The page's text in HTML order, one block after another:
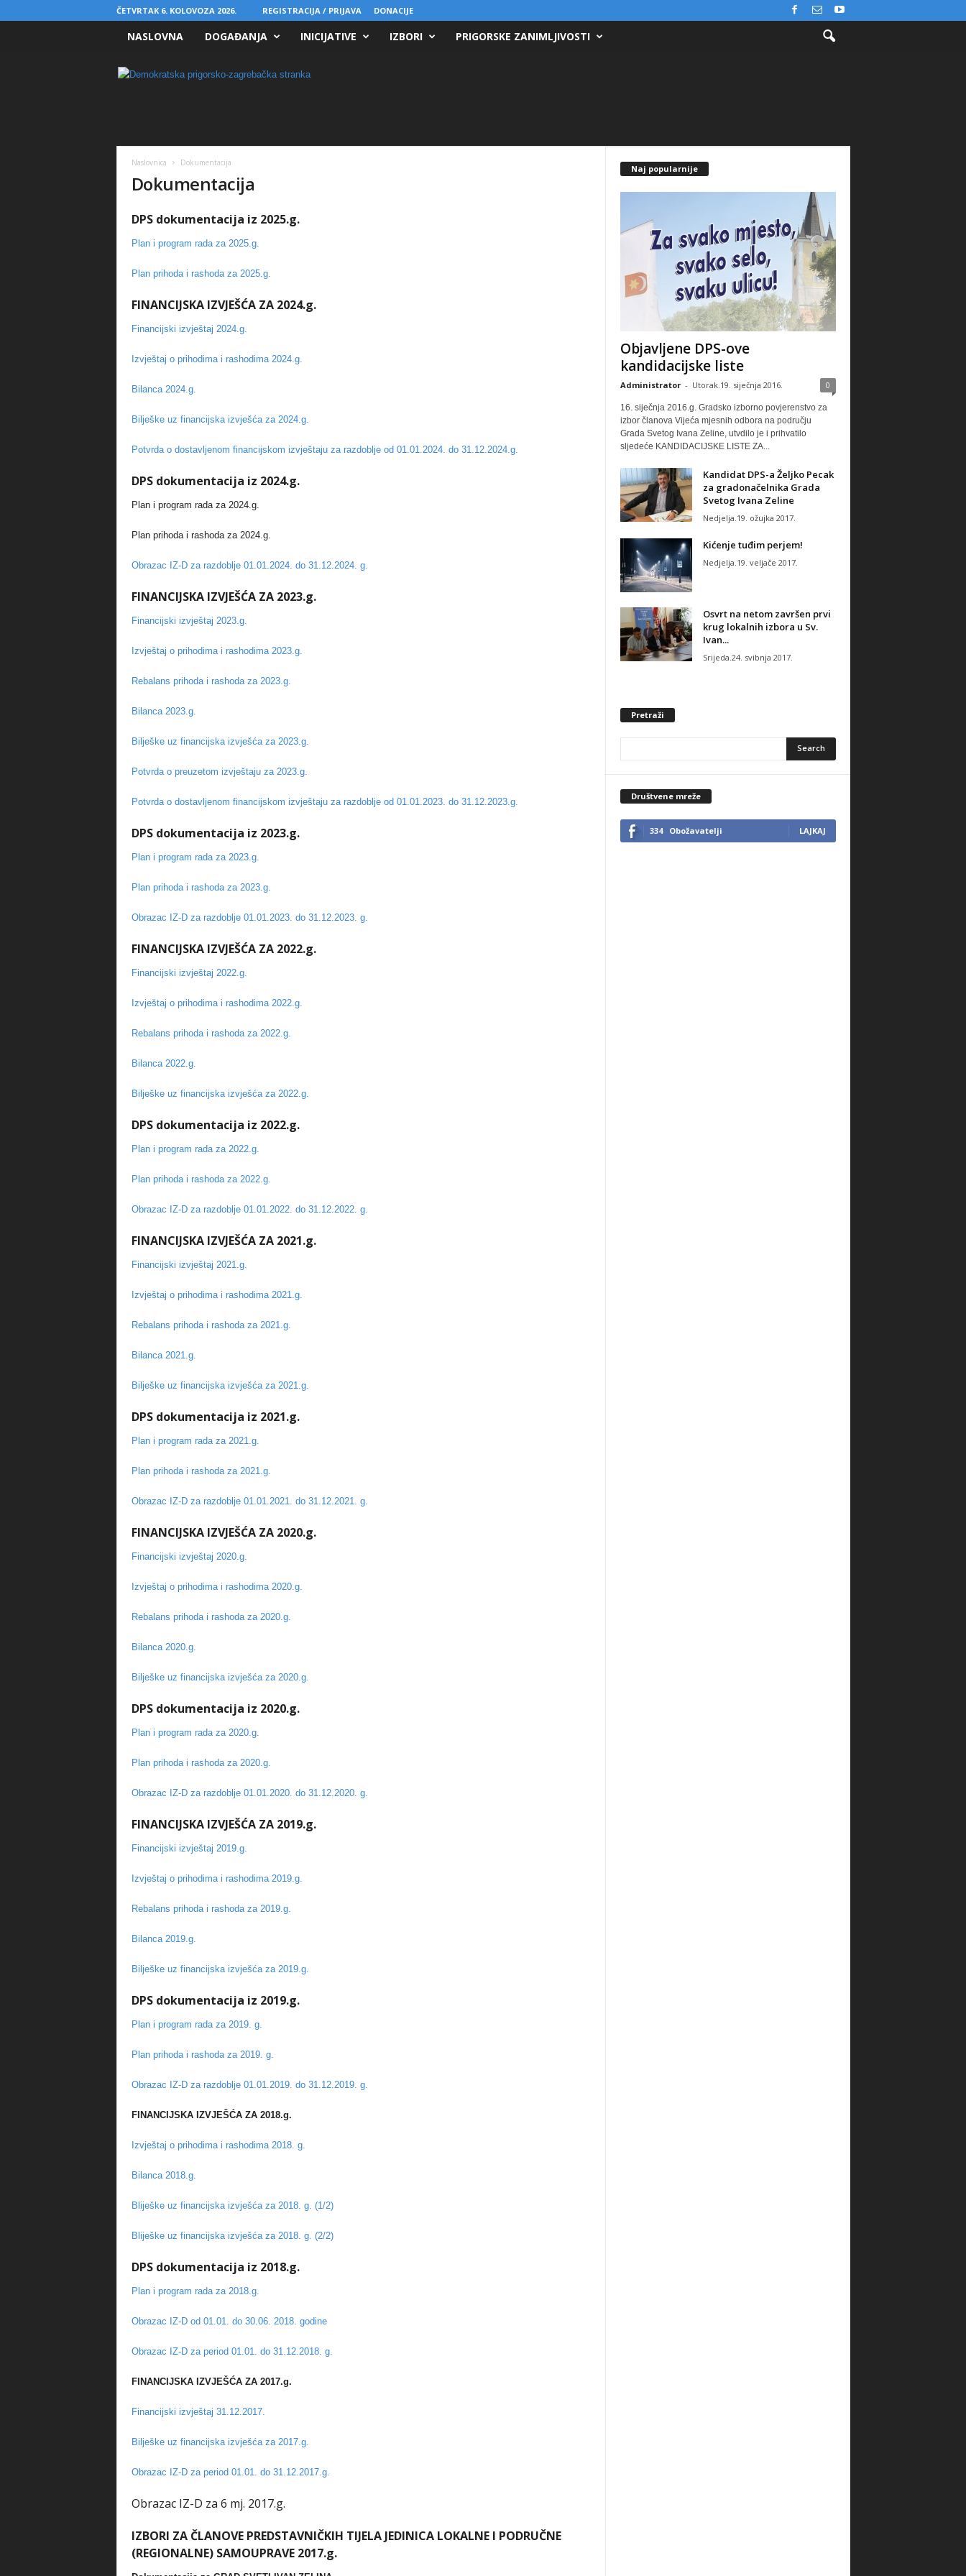
ČETVRTAK 6. KOLOVOZA 2026. REGISTRACIJA / PRIJAVA DONACIJE
NASLOVNA DOGAĐANJA INICIJATIVE IZBORI PRIGORSKE ZANIMLJIVOSTI
D
P
Naslovnica Dokumentacija
Dokumentacija
DPS dokumentacija iz 2025.g.
Plan i program rada za 2025.g.
Plan prihoda i rashoda za 2025.g.
FINANCIJSKA IZVJEŠĆA ZA 2024.g.
Financijski izvještaj 2024.g.
Izvještaj o prihodima i rashodima 2024.g.
Bilanca 2024.g.
Bilješke uz financijska izvješća za 2024.g.
Potvrda o dostavljenom financijskom izvještaju za razdoblje od 01.01.2024. do 31.12.2024.g.
DPS dokumentacija iz 2024.g.
Plan i program rada za 2024.g.
Plan prihoda i rashoda za 2024.g.
Obrazac IZ-D za razdoblje 01.01.2024. do 31.12.2024. g.
FINANCIJSKA IZVJEŠĆA ZA 2023.g.
Financijski izvještaj 2023.g.
Izvještaj o prihodima i rashodima 2023.g.
Rebalans prihoda i rashoda za 2023.g.
Bilanca 2023.g.
Bilješke uz financijska izvješća za 2023.g.
Potvrda o preuzetom izvještaju za 2023.g.
Potvrda o dostavljenom financijskom izvještaju za razdoblje od 01.01.2023. do 31.12.2023.g.
DPS dokumentacija iz 2023.g.
Plan i program rada za 2023.g.
Plan prihoda i rashoda za 2023.g.
Obrazac IZ-D za razdoblje 01.01.2023. do 31.12.2023. g.
FINANCIJSKA IZVJEŠĆA ZA 2022.g.
Financijski izvještaj 2022.g.
Izvještaj o prihodima i rashodima 2022.g.
Rebalans prihoda i rashoda za 2022.g.
Bilanca 2022.g.
Bilješke uz financijska izvješća za 2022.g.
DPS dokumentacija iz 2022.g.
Plan i program rada za 2022.g.
Plan prihoda i rashoda za 2022.g.
Obrazac IZ-D za razdoblje 01.01.2022. do 31.12.2022. g.
FINANCIJSKA IZVJEŠĆA ZA 2021.g.
Financijski izvještaj 2021.g.
Izvještaj o prihodima i rashodima 2021.g.
Rebalans prihoda i rashoda za 2021.g.
Bilanca 2021.g.
Bilješke uz financijska izvješća za 2021.g.
DPS dokumentacija iz 2021.g.
Plan i program rada za 2021.g.
Plan prihoda i rashoda za 2021.g.
Obrazac IZ-D za razdoblje 01.01.2021. do 31.12.2021. g.
FINANCIJSKA IZVJEŠĆA ZA 2020.g.
Financijski izvještaj 2020.g.
Izvještaj o prihodima i rashodima 2020.g.
Rebalans prihoda i rashoda za 2020.g.
Bilanca 2020.g.
Bilješke uz financijska izvješća za 2020.g.
DPS dokumentacija iz 2020.g.
Plan i program rada za 2020.g.
Plan prihoda i rashoda za 2020.g.
Obrazac IZ-D za razdoblje 01.01.2020. do 31.12.2020. g.
FINANCIJSKA IZVJEŠĆA ZA 2019.g.
Financijski izvještaj 2019.g.
Izvještaj o prihodima i rashodima 2019.g.
Rebalans prihoda i rashoda za 2019.g.
Bilanca 2019.g.
Bilješke uz financijska izvješća za 2019.g.
DPS dokumentacija iz 2019.g.
Plan i program rada za 2019. g.
Plan prihoda i rashoda za 2019. g.
Obrazac IZ-D za razdoblje 01.01.2019. do 31.12.2019. g.
FINANCIJSKA IZVJEŠĆA ZA 2018.g.
Izvještaj o prihodima i rashodima 2018. g.
Bilanca 2018.g.
Bliješke uz financijska izvješća za 2018. g. (1/2)
Bliješke uz financijska izvješća za 2018. g. (2/2)
DPS dokumentacija iz 2018.g.
Plan i program rada za 2018.g.
Obrazac IZ-D od 01.01. do 30.06. 2018. godine
Obrazac IZ-D za period 01.01. do 31.12.2018. g.
FINANCIJSKA IZVJEŠĆA ZA 2017.g.
Financijski izvještaj 31.12.2017.
Bilješke uz financijska izvješća za 2017.g.
Obrazac IZ-D za period 01.01. do 31.12.2017.g.
Obrazac IZ-D za 6 mj. 2017.g.
IZBORI ZA ČLANOVE PREDSTAVNIČKIH TIJELA JEDINICA LOKALNE I PODRUČNE
(REGIONALNE) SAMOUPRAVE 2017.g.
Naj popularnije
Objavljene DPS-ove
kandidacijske liste
Administrator - Utorak.19. siječnja 2016. 0
16. siječnja 2016.g. Gradsko izborno povjerenstvo za
izbor članova Vijeća mjesnih odbora na području
Grada Svetog Ivana Zeline, utvdilo je i prihvatilo
sljedeće KANDIDACIJSKE LISTE ZA...
Kandidat DPS-a Željko Pecak
za gradonačelnika Grada
Svetog Ivana Zeline
Nedjelja.19. ožujka 2017.
Kićenje tuđim perjem!
Nedjelja.19. veljače 2017.
Osvrt na netom završen prvi
krug lokalnih izbora u Sv.
Ivan...
Srijeda.24. svibnja 2017.
Pretraži
Društvene mreže
334 Obožavatelji LAJKAJ